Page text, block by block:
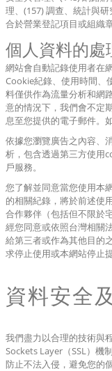
理、(157) 調查、統計與
合於營業登記項目或組織
個人資料的處
網站會自動記錄使用者在
Cookie紀錄、使用時間、
料僅供作為流量分析和網
意的情況下，我們會不定
息至您提供的電子郵件。
依據您瀏覽廣告之內容、
析，包含透過第三方使用
戶服務。
您了解並同意當您使用本
的相關紀錄，將於前述使
合作夥伴（包括但不限於
經您同意或依照台灣相關
給第三者或作為其他目的
求停止使用或本網站停止
資料安全
我們盡力以合理的技術與
Sockets Layer（SSL）機
防止不法入侵，避免您的